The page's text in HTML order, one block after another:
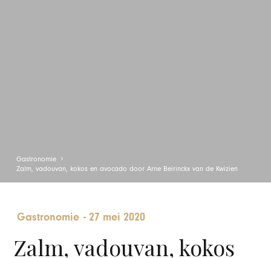
Gastronomie
Zalm, vadouvan, kokos en avocado door Arne Beirinckx van de Kwizien
Gastronomie -27 mei 2020
Zalm, vadouvan, kokos